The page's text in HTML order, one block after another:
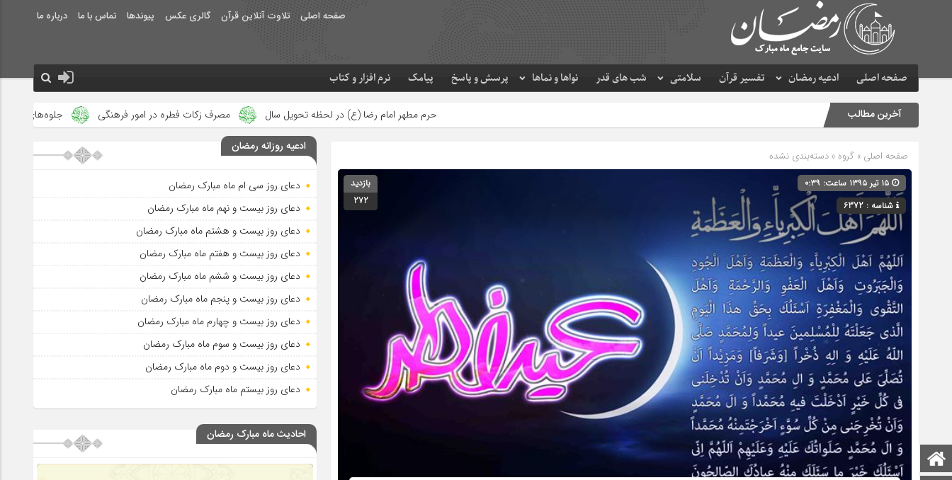
صفحه اصلی تلاوت آنلاین قرآن گالری عکس پیوندها تماس با ما درباره ما
صفحه اصلی ادعیه رمضان تفسیر قرآن سلامتی شب های قدر نواها و نماها پرسش و پاسخ پیامک نرم افزار و کتاب
صفحه اصلی
آخرین مطالب حرم مطهر امام رضا (ع) در لحظه تحویل سال مصرف زکات فطره در امور فرهنگی جلوه‌های بزرگ نصرت الهی در ماه
صفحه اصلی » گروه » دسته‌بندی نشده
شناسه : 6372
بازدید
272
ادعیه روزانه رمضان
دعای روز سی ام ماه مبارک رمضان
دعای روز بیست و نهم ماه مبارک رمضان
دعای روز بیست و هشتم ماه مبارک رمضان
دعای روز بیست و هفتم ماه مبارک رمضان
دعای روز بیست و ششم ماه مبارک رمضان
دعای روز بیست و پنجم ماه مبارک رمضان
دعای روز بیست و چهارم ماه مبارک رمضان
دعای روز بیست و سوم ماه مبارک رمضان
دعای روز بیست و دوم ماه مبارک رمضان
دعای روز بیستم ماه مبارک رمضان
احادیث ماه مبارک رمضان